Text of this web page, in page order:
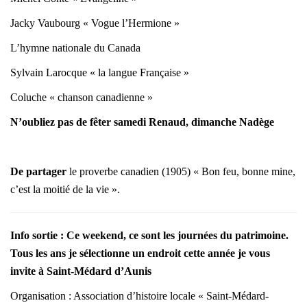
Jacky Vaubourg « Vogue l’Hermione »
L’hymne nationale du Canada
Sylvain Larocque « la langue Française »
Coluche « chanson canadienne »
N’oubliez pas de fêter samedi Renaud, dimanche Nadège
De partager le proverbe canadien (1905) « Bon feu, bonne mine,
c’est la moitié de la vie ».
Info sortie : Ce weekend, ce sont les journées du patrimoine.
Tous les ans je sélectionne un endroit cette année je vous
invite à Saint-Médard d’Aunis
Organisation : Association d’histoire locale « Saint-Médard-